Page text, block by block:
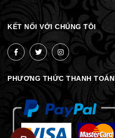
KẾT NỐI VỚI CHÚNG TÔI
PHƯƠNG THỨC THANH TOÁN